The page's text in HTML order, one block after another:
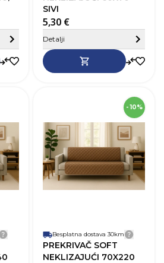
Sakrij detalje
SIVI
5,30 €
Detalji
Detalji dostave
275850
140 cm
Širina
70 cm
Boja
Smeđa
Materijal
Poliester
- 10%
Besplatna dostava 30km Detalji
PREKRIVAČ SOFT
NEKLIZAJUĆI 70X220